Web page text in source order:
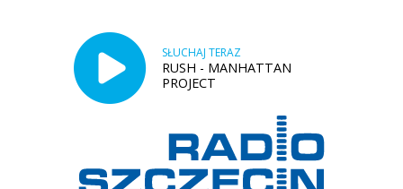
SŁUCHAJ TERAZ
RUSH - MANHATTAN
PROJECT